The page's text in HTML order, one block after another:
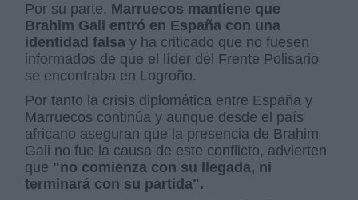
Por su parte, Marruecos mantiene que
Brahim Gali entró en España con una
identidad falsa y ha criticado que no fuesen
informados de que el líder del Frente Polisario
se encontraba en Logroño.
Por tanto la crisis diplomática entre España y
Marruecos continúa y aunque desde el país
africano aseguran que la presencia de Brahim
Gali no fue la causa de este conflicto, advierten
que "no comienza con su llegada, ni
terminará con su partida".